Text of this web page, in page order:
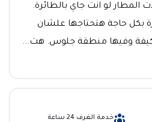
المطار لو انت جاي بالطائرة.
بكل حاجة هتحتاجها علشان
وفيها منطقة جلوس. هت...
خدمة الغرف 24 ساعة